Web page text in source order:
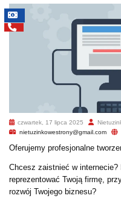
czwartek, 17 lipca 2025
nietuzinkowestrony@gmail.com
Oferujemy profesjonalne
Chcesz zaistnieć w
reprezentować Twoją firmę,
rozwój Twojego biznesu?